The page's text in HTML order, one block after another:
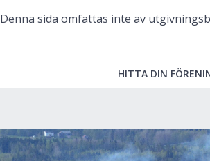
Denna sida omfattas inte av
HITTA DIN